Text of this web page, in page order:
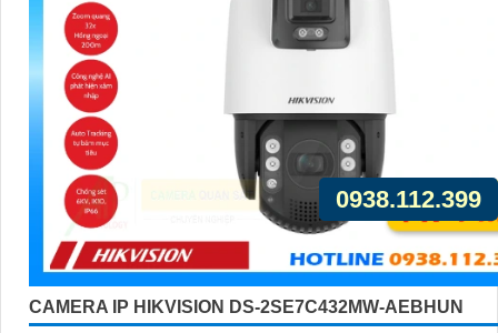
CAMERA IP HIKVISION DS-2SE7C432MW-AEBHUN
0938.112.399